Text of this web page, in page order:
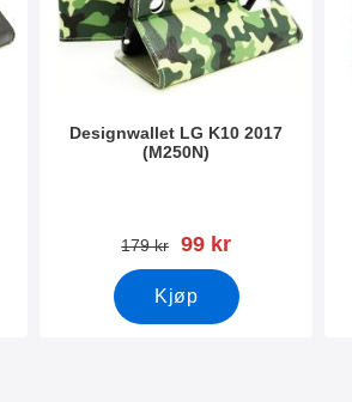
Designwallet LG K10 2017
(M250N)
gammel pris
179 kr ny pris
99 kr
Kjøp